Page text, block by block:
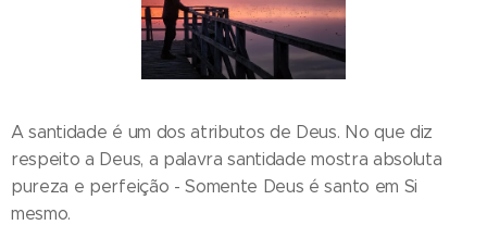
A santidade é um dos atributos de Deus. No que diz
respeito a Deus, a palavra santidade mostra absoluta
pureza e perfeição - Somente Deus é santo em Si
mesmo.